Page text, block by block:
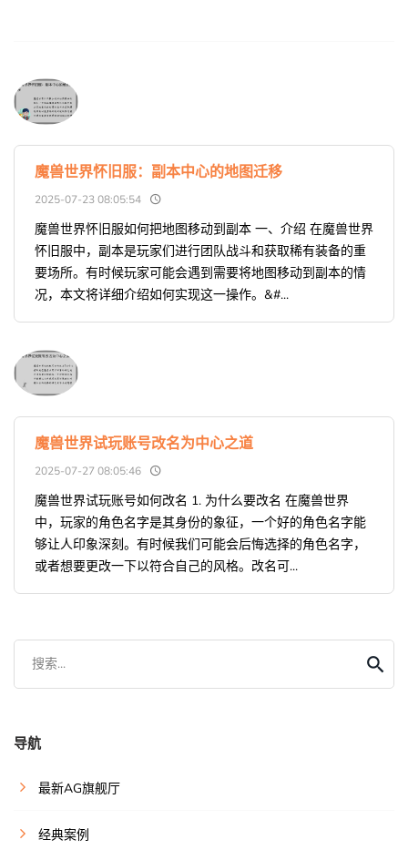
魔兽世界怀旧服：副本中心的地图迁移
2025-07-23 08:05:54
魔兽世界怀旧服如何把地图移动到副本 一、介绍 在魔兽世界
怀旧服中，副本是玩家们进行团队战斗和获取稀有装备的重
要场所。有时候玩家可能会遇到需要将地图移动到副本的情
况，本文将详细介绍如何实现这一操作。&#...
魔兽世界试玩账号改名为中心之道
2025-07-27 08:05:46
魔兽世界试玩账号如何改名 1. 为什么要改名 在魔兽世界
中，玩家的角色名字是其身份的象征，一个好的角色名字能
够让人印象深刻。有时候我们可能会后悔选择的角色名字，
或者想要更改一下以符合自己的风格。改名可...
搜索...
导航
最新AG旗舰厅
经典案例